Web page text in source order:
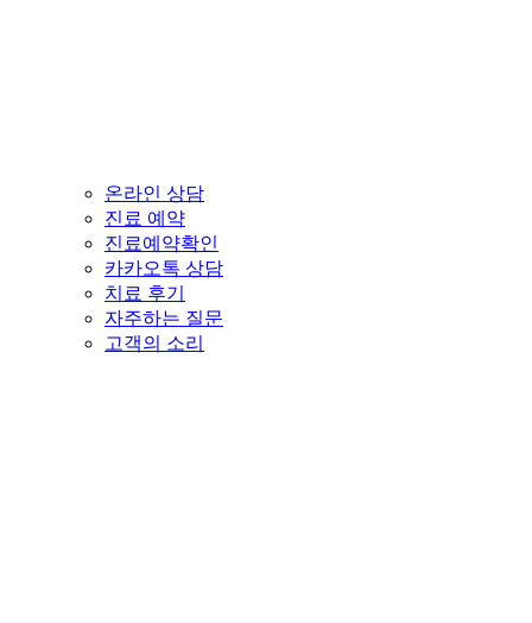
온라인 상담
진료 예약
진료예약확인
카카오톡 상담
치료 후기
자주하는 질문
고객의 소리